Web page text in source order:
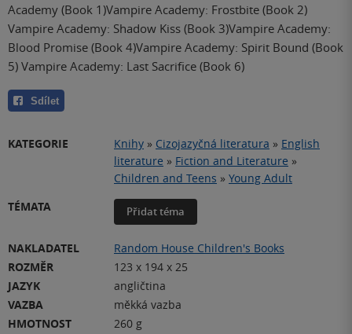
Academy (Book 1)Vampire Academy: Frostbite (Book 2)
Vampire Academy: Shadow Kiss (Book 3)Vampire Academy:
Blood Promise (Book 4)Vampire Academy: Spirit Bound (Book
5) Vampire Academy: Last Sacrifice (Book 6)
Sdílet
KATEGORIE Knihy » Cizojazyčná literatura » English
literature » Fiction and Literature »
Children and Teens » Young Adult
TÉMATA
Přidat téma
NAKLADATEL
Random House Children's Books
ROZMĚR
123 x 194 x 25
JAZYK
angličtina
VAZBA
měkká vazba
HMOTNOST
260 g